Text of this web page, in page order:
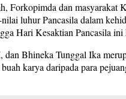
Forkopimda dan
luhur Pancasila dalam
Hari Kesaktian Pancasila
Bhineka Tunggal Ika
karya daripada para